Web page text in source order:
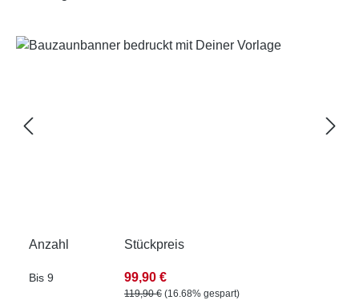
Bildergalerie überspringen
Anzahl Stückpreis
Bis 9 99,90 €
119,90 € (16.68% gespart)